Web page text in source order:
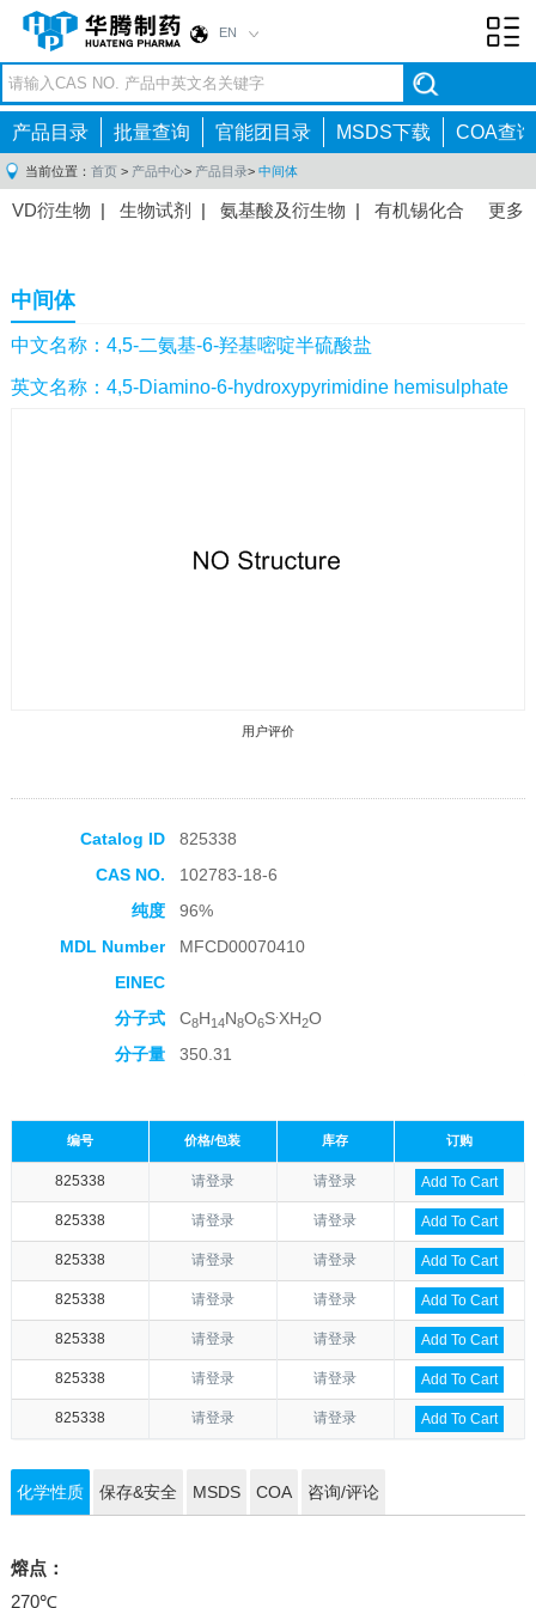
EN
产品目录 批量查询 官能团目录 MSDS下载 COA查询
当前位置： 首页 > 产品中心> 产品目录> 中间体
更多
VD衍生物 | 生物试剂 | 氨基酸及衍生物 | 有机锡化合
间体|
感染药物中间体
体 |抗精神病药物中间体|抗炎药物中间体
药中间体|其他原料药中间体|
中间体
中文名称：4,5-二氨基-6-羟基嘧啶半硫酸盐
英文名称：4,5-Diamino-6-hydroxypyrimidine hemisulphate
用户评价
Catalog ID
825338
CAS NO.
102783-18-6
纯度
96%
MDL Number
MFCD00070410
EINEC
分子式
C8H14N8O6S. XH2O
分子量
350.31
编号 价格/包装 库存 订购
825338 请登录 请登录 Add To Cart
825338 请登录 请登录 Add To Cart
825338 请登录 请登录 Add To Cart
825338 请登录 请登录 Add To Cart
825338 请登录 请登录 Add To Cart
825338 请登录 请登录 Add To Cart
825338 请登录 请登录 Add To Cart
化学性质 保存&安全 MSDS COA 咨询/评论
熔点：
270℃